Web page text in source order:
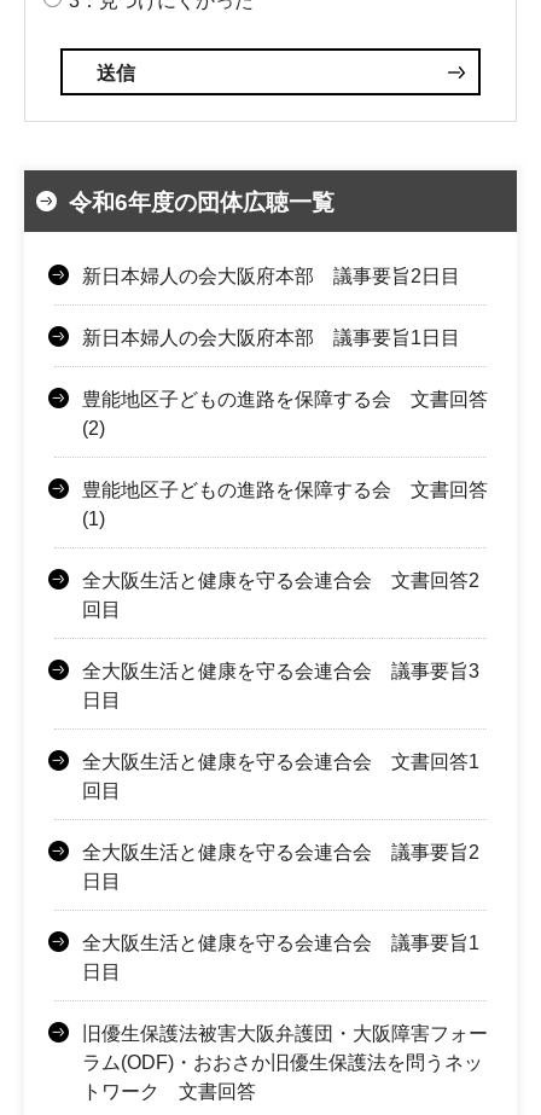
令和6年度の団体広聴一覧
新日本婦人の会大阪府本部 議事要旨2日目
新日本婦人の会大阪府本部 議事要旨1日目
豊能地区子どもの進路を保障する会 文書回答
(2)
豊能地区子どもの進路を保障する会 文書回答
(1)
全大阪生活と健康を守る会連合会 文書回答2
回目
全大阪生活と健康を守る会連合会 議事要旨3
日目
全大阪生活と健康を守る会連合会 文書回答1
回目
全大阪生活と健康を守る会連合会 議事要旨2
日目
全大阪生活と健康を守る会連合会 議事要旨1
日目
旧優生保護法被害大阪弁護団・大阪障害フォー
ラム(ODF)・おおさか旧優生保護法を問うネッ
トワーク 文書回答